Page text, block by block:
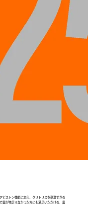
ピストン機能に加え、クリトリスを刺激できる
奥が物足りなかった方にも満足いただける、奥